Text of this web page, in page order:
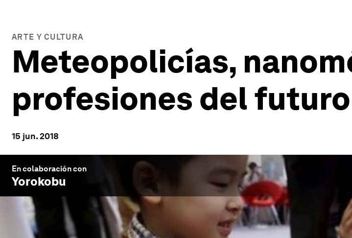
ARTE Y CULTURA
Meteopolicías,
profesiones del futuro
15 jun. 2018
En colaboración con
Yorokobu